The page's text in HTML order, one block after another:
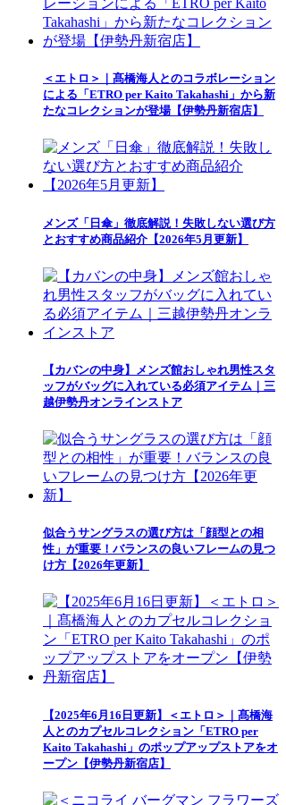
＜エトロ＞｜髙橋海人とのコラボレーション
による「ETRO per Kaito Takahashi」から新
たなコレクションが登場【伊勢丹新宿店】
メンズ「日傘」徹底解説！失敗しない選び方
とおすすめ商品紹介【2026年5月更新】
【カバンの中身】メンズ館おしゃれ男性スタ
ッフがバッグに入れている必須アイテム｜三
越伊勢丹オンラインストア
似合うサングラスの選び方は「顔型との相
性」が重要！バランスの良いフレームの見つ
け方【2026年更新】
【2025年6月16日更新】＜エトロ＞｜髙橋海
人とのカプセルコレクション「ETRO per
Kaito Takahashi」のポップアップストアをオ
ープン【伊勢丹新宿店】